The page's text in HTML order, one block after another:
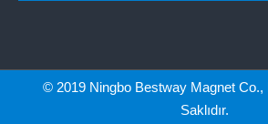
© 2019 Ningbo Bestway Magnet Co.,
Saklıdır.